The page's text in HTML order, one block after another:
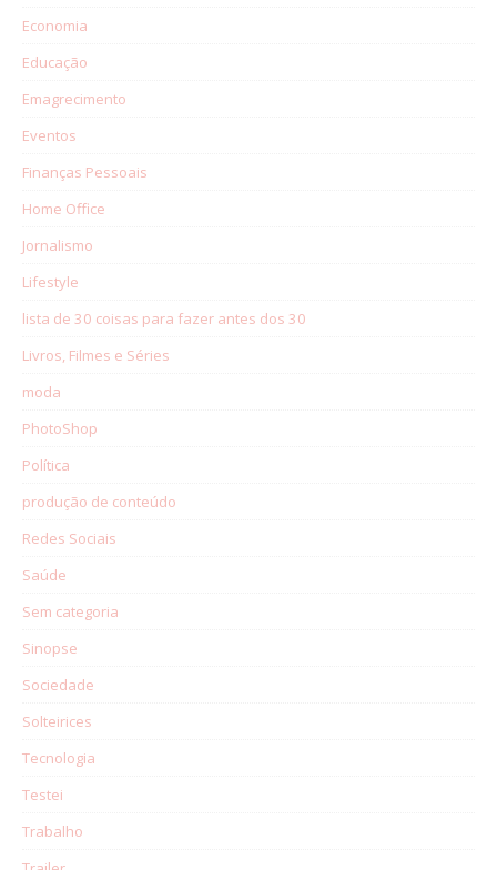
Economia
Educação
Emagrecimento
Eventos
Finanças Pessoais
Home Office
Jornalismo
Lifestyle
lista de 30 coisas para fazer antes dos 30
Livros, Filmes e Séries
moda
PhotoShop
Política
produção de conteúdo
Redes Sociais
Saúde
Sem categoria
Sinopse
Sociedade
Solteirices
Tecnologia
Testei
Trabalho